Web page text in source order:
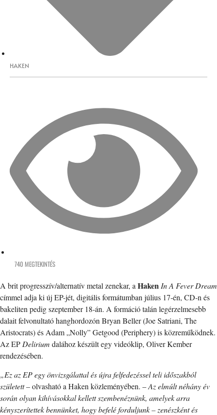
HAKEN
740 MEGTEKINTÉS
A brit progresszív/alternatív metal zenekar, a Haken In A Fever Dream
címmel adja ki új EP-jét, digitális formátumban július 17-én, CD-n és
bakeliten pedig szeptember 18-án. A formáció talán legérzelmesebb
dalait felvonultató hanghordozón Bryan Beller (Joe Satriani, The
Aristocrats) és Adam „Nolly” Getgood (Periphery) is közreműködnek.
Az EP Delirium dalához készült egy videóklip, Oliver Kember
rendezésében.
„Ez az EP egy önvizsgálattal és újra felfedezéssel teli időszakból
született– olvasható a Haken közleményében. –Az elmúlt néhány év
során olyan kihívásokkal kellett szembenéznünk, amelyek arra
kényszerítettek bennünket, hogy befelé forduljunk – zenészként és